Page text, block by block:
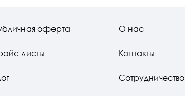
оферта
листы
О нас
Контакты
Сотрудничество